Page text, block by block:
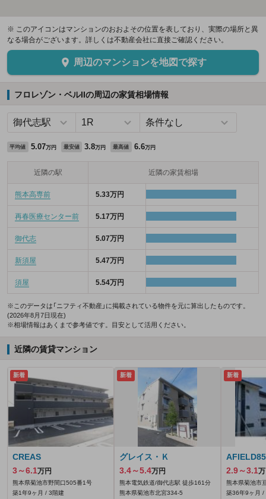
※ このアイコンはマンションのおおよその位置を表しており、実際の場所と異
なる場合がございます。詳しくは不動産会社に直接ご確認ください。
周辺のマンションを地図で探す
フロレゾン・ベルIIの周辺の家賃相場情報
平均値 5.07万円 最安値 3.8万円 最高値 6.6万円
近隣の駅 近隣の家賃相場
熊本高専前 5.33万円
再春医療センター前 5.17万円
御代志 5.07万円
新須屋 5.47万円
須屋 5.54万円
※このデータは「ニフティ不動産」に掲載されている物件を元に算出したものです。
(2026年8月7日現在)
※相場情報はあくまで参考値です。目安として活用ください。
近隣の賃貸マンション
新着
CREAS
3～6.1万円
熊本県菊池市野間口505番1号
築1年9ヶ月 / 3階建
新着
グレイス・Ｋ
3.4～5.4万円
熊本電気鉄道/御代志駅 徒歩161分
熊本県菊池市北宮334‐5
新着
AFIELD85
2.9～3.1
熊本県菊池市
築36年9ヶ月 /